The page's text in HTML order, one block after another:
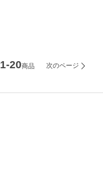
1-20商品 次のページ